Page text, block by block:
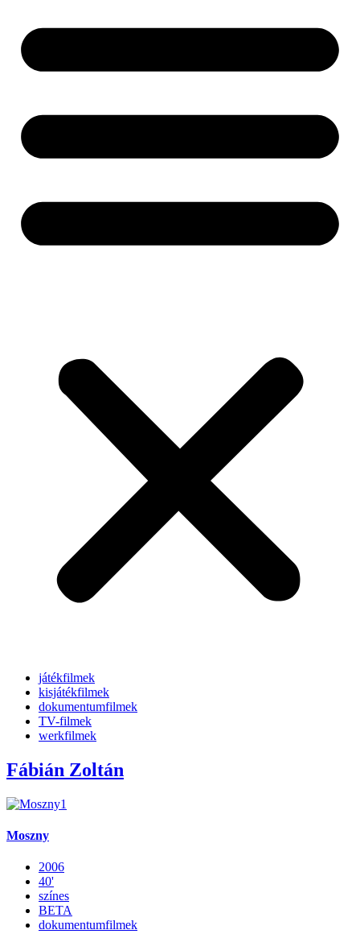
játékfilmek
kisjátékfilmek
dokumentumfilmek
TV-filmek
werkfilmek
Fábián Zoltán
Moszny
2006
40'
színes
BETA
dokumentumfilmek